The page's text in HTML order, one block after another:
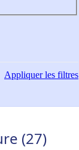
Appliquerles filtres
(27)